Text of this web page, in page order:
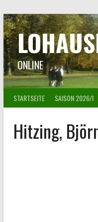
zum
Inhalt
ONLINE
STARTSEITE SAISON 2026/I
Hitzing,